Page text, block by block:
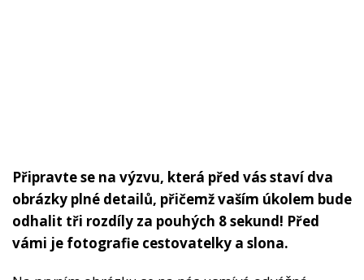
Připravte se na výzvu, která před vás staví dva
obrázky plné detailů, přičemž vaším úkolem bude
odhalit tři rozdíly za pouhých 8 sekund! Před
vámi je fotografie cestovatelky a slona.